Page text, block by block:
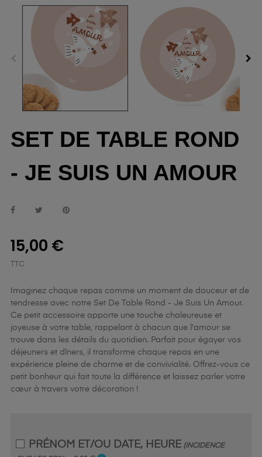
SET DE TABLE ROND
- JE SUIS UN AMOUR
15,00 €
TTC
Imaginez chaque repas comme un moment de douceur et de
tendresse avec notre Set De Table Rond - Je Suis Un Amour.
Ce petit accessoire apporte une touche chaleureuse et
joyeuse à votre table, rappelant à chacun que l'amour se
trouve dans les détails du quotidien. Parfait pour égayer vos
déjeuners et dîners, il transforme chaque repas en une
expérience pleine de charme et de convivialité. Offrez-vous ce
petit bonheur qui fait toute la différence et laissez parler votre
cœur à travers votre décoration !
PRÉNOM ET/OU DATE, HEURE (INCIDENCE